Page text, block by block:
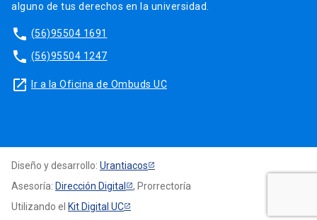
alguno de tus derechos en la universidad.
phone (56)95504 1691
phone (56)95504 1247
launch Ir a la Oficina de Ombuds UC
Diseño y desarrollo: Urantiacos
Asesoría: Dirección Digital
, Prorrectoría
Utilizando el Kit Digital UC